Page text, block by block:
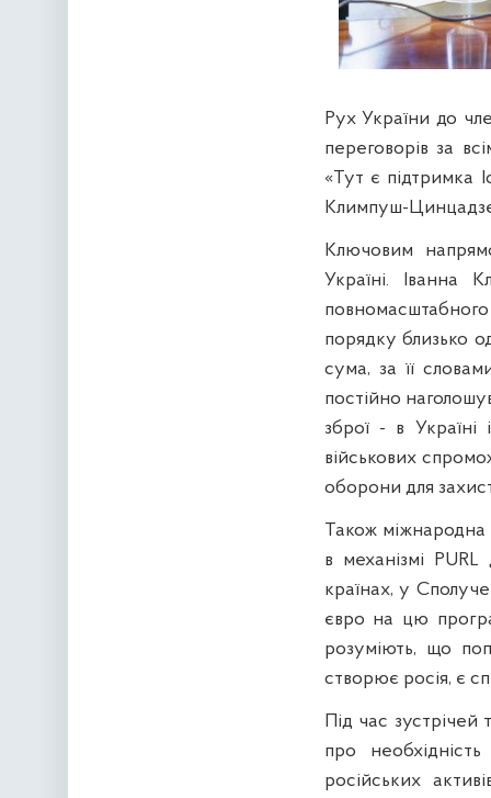
Рух України до
переговорів за
«Тут є підтримка
Климпуш-
Ключовим
Україні. Іванна
порядку близько
сума, за її
постійно
зброї - в
військових
оборони для
Також міжнародна
в механізмі
країнах, у
євро на цю
розуміють, що
створює росія, є
Під час
про
російських